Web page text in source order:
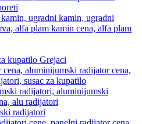
kupatilo Grejaci
radijatori